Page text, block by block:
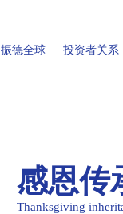
振德全球 投资者关系
感恩传
Thanksgiving